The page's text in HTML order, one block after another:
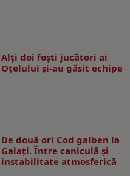
Alți doi foști jucători ai
Oțelului și-au găsit echipe
De două ori Cod galben la
Galaţi. Între caniculă şi
instabilitate atmosferică